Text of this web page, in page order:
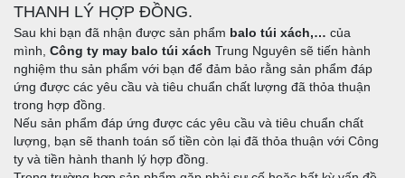
THANH LÝ HỢP ĐỒNG.
Sau khi bạn đã nhận được sản phẩm balo túi xách,… của
mình, Công ty may balo túi xách Trung Nguyên sẽ tiến hành
nghiệm thu sản phẩm với bạn để đảm bảo rằng sản phẩm đáp
ứng được các yêu cầu và tiêu chuẩn chất lượng đã thỏa thuận
trong hợp đồng.
Nếu sản phẩm đáp ứng được các yêu cầu và tiêu chuẩn chất
lượng, bạn sẽ thanh toán số tiền còn lại đã thỏa thuận với Công
ty và tiền hành thanh lý hợp đồng.